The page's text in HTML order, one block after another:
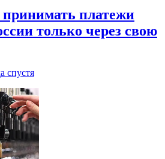
принимать платежи
только через свою
спустя